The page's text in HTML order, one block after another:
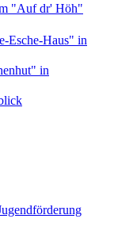
"Auf dr' Höh"
Esche-Haus" in
in